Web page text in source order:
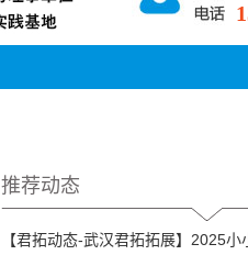
推荐动态
【君拓动态-武汉君拓拓展】 2025小